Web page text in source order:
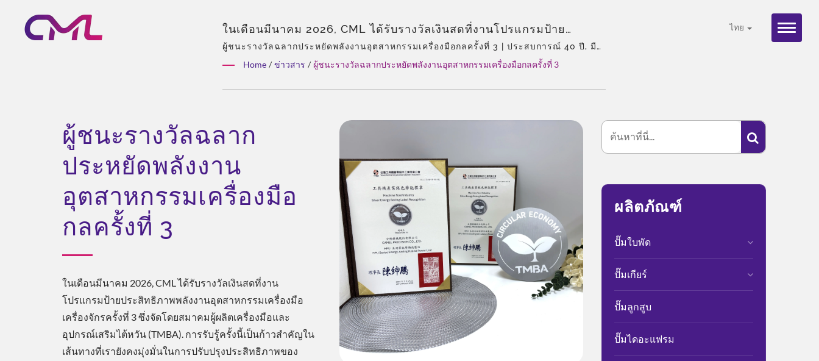
ไทย
ในเดือนมีนาคม 2026, CML ได้รับรางวัลเงินสดที่งานโปรแกรมป้าย
ประสิทธิภาพพลังงานอุตสาหกรรมเครื่องมือเครื่องจักรครั้งที่ 3 ซึ่งจัดโดย
สมาคมผู้ผลิตเครื่องมือและอุปกรณ์เสริมไต้หวัน (TMBA). การรับรู้ครั้งนี้เป็น
ไฮดรอลิก และยืนยันถึงความมุ่งมั่นของเราในการเปลี่ยนแปลงสู่ความเป็น
ตัวเข้ากับแนวโน้มการลดคาร์บอนและกลไกการปรับขอบเขตคาร์บอนของ
สหภาพยุโรป (CBAM) CML ยังคงเป็นพันธมิตรที่มุ่งมั่นในการจัดหา
เทคโนโลยีที่ยั่งยืนที่จำเป็นสำหรับอนาคตที่มีคาร์บอนต่ำ. | CML: ผู้ผลิตปั๊ม
ไฮดรอลิกที่ได้รับการรับรอง ISO 9001 & CE – คุณภาพที่ได้รับรางวัล
ผู้ชนะรางวัลฉลากประหยัดพลังงานอุตสาหกรรมเครื่องมือกลครั้งที่ 3 | ประสบการณ์ 40 ปี, มือ
อาชีพด้านปั๊มไฮดรอลิกและวาล์ว, ตัวแทนจำหน่ายแต่เพียงผู้เดียวของ Eckerle ในเอเชีย, ทีม
งานที่มีประสบการณ์, ประเภทผลิตภัณฑ์ที่หลากหลาย, โซลูชันทั้งหมด, การปรับแต่งที่ยืดหยุ่น,
Home / ข่าวสาร / ผู้ชนะรางวัลฉลากประหยัดพลังงานอุตสาหกรรมเครื่องมือกลครั้งที่ 3
ผู้ชนะรางวัลฉลาก
ประหยัดพลังงาน
อุตสาหกรรมเครื่องมือ
กลครั้งที่ 3
ในเดือนมีนาคม 2026, CML ได้รับรางวัลเงินสดที่งาน
โปรแกรมป้ายประสิทธิภาพพลังงานอุตสาหกรรมเครื่องมือ
เครื่องจักรครั้งที่ 3 ซึ่งจัดโดยสมาคมผู้ผลิตเครื่องมือและ
อุปกรณ์เสริมไต้หวัน (TMBA). การรับรู้ครั้งนี้เป็นก้าวสำคัญใน
เส้นทางที่เรายังคงมุ่งมั่นในการปรับปรุงประสิทธิภาพของ
ผลิตภัณฑ์
ปั๊มใบพัด
ปั๊มเกียร์
ปั๊มลูกสูบ
ปั๊มไดอะแฟรม